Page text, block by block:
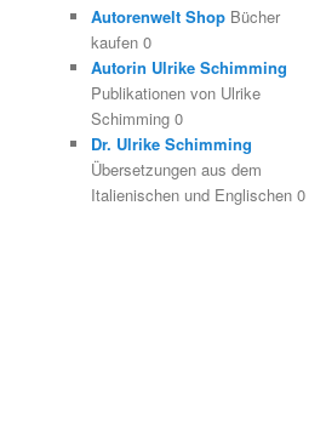
Autorenwelt Shop Bücher
kaufen 0
Autorin Ulrike Schimming
Publikationen von Ulrike
Schimming 0
Dr. Ulrike Schimming
Übersetzungen aus dem
Italienischen und Englischen 0